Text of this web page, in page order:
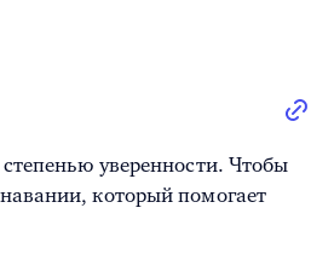
уверенности. Чтобы
который помогает